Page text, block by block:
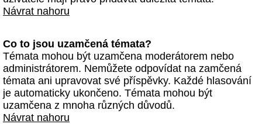
Návrat nahoru
Co to jsou uzamčená témata?
Témata mohou být uzamčena moderátorem nebo
administrátorem. Nemůžete odpovídat na zamčená
témata ani upravovat své příspěvky. Každé hlasování
je automaticky ukončeno. Témata mohou být
uzamčena z mnoha různých důvodů.
Návrat nahoru